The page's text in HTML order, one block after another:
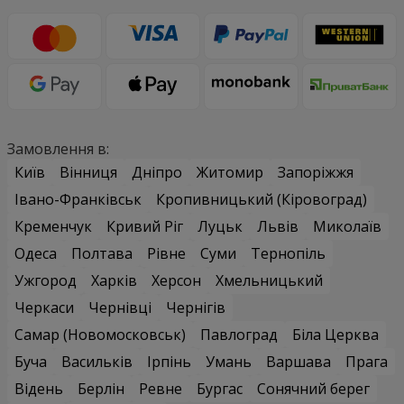
Замовлення в:
Київ
Вінниця Дніпро Житомир
Запоріжжя
Івано-Франківськ
Кропивницький (Кіровоград)
Кременчук
Кривий Ріг Луцьк Львів
Миколаїв
Одеса
Полтава Рівне Суми
Тернопіль
Ужгород
Харків Херсон
Хмельницький
Черкаси
Чернівці
Чернігів
Самар (Новомосковськ)
Павлоград
Біла Церква
Буча
Васильків Ірпінь Умань Варшава
Прага
Відень
Берлін Ревне Бургас
Сонячний берег